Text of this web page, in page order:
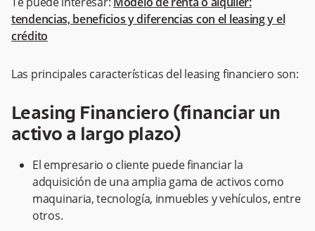
tendencias, beneficios y diferencias con el leasing y el
crédito
Las principales características del leasing financiero son:
Leasing Financiero (financiar un
activo a largo plazo)
El empresario o cliente puede financiar la
adquisición de una amplia gama de activos como
maquinaria, tecnología, inmuebles y vehículos, entre
otros.